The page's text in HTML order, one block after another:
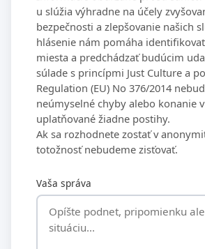
u slúžia výhradne na účely
bezpečnosti a zlepšovanie našich
hlásenie nám pomáha
miesta a predchádzať budúcim
súlade s princípmi Just Culture a
Regulation (EU) No 376/2014
neúmyselné chyby alebo konanie
uplatňované žiadne postihy.
Ak sa rozhodnete zostať v
totožnosť nebudeme zisťovať.
Vaša správa